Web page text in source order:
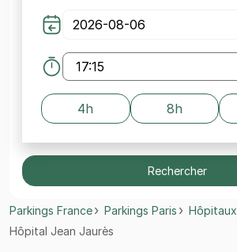
4h 8h
Rechercher
Parkings France Parkings Paris
Hôpitaux
Hôpital Jean Jaurès